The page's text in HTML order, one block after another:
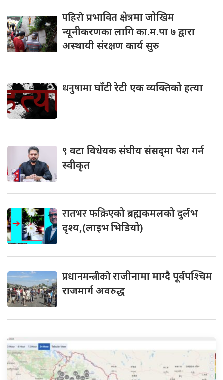
पहिरोप्रभावित क्षेत्रमा जोखिम
न्यूनीकरणका लागि का.म.पा ७ द्वारा
अस्थायी संरक्षण कार्य सुरु
धनुषामाघाँटी रेटी एक व्यक्तिको हत्या
९ वटा विधेयक संघीय संसद्‌मा पेश गर्न
स्वीकृत
रातभरफक्रिएको ब्रह्मकमलको दुर्लभ
दृश्य,(लाइभ भिडियो)
प्रधानमन्त्रीकोराजीनामा माग्दै पूर्वपश्चिम
राजमार्ग अवरुद्ध